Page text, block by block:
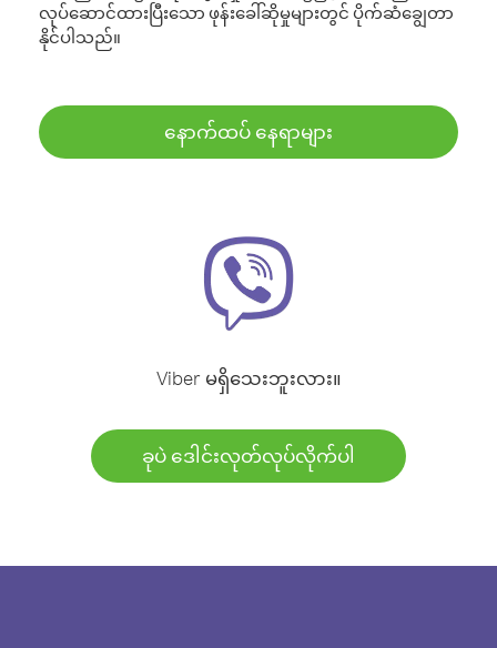
လုပ်ဆောင်ထားပြီးသော ဖုန်းခေါ်ဆိုမှုများတွင် ပိုက်ဆံချွေတာ
နိုင်ပါသည်။
နောက်ထပ် နေရာများ
Viber မရှိသေးဘူးလား။
ခုပဲ ဒေါင်းလုတ်လုပ်လိုက်ပါ